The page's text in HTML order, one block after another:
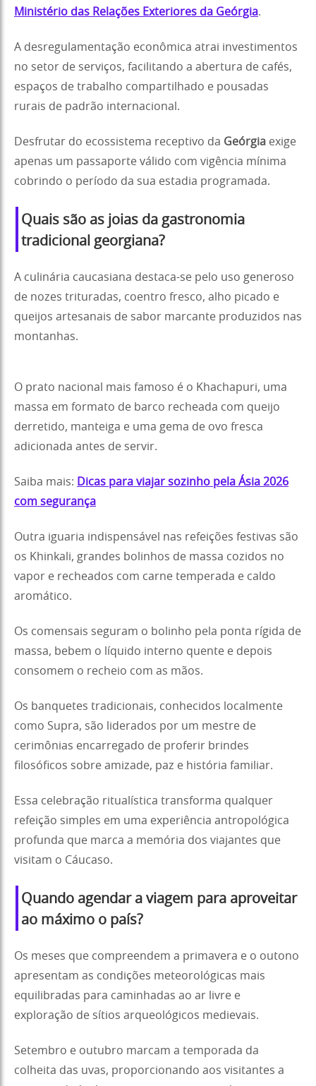
Ministério das Relações Exteriores da Geórgia.
A desregulamentação econômica atrai investimentos
no setor de serviços, facilitando a abertura de cafés,
espaços de trabalho compartilhado e pousadas
rurais de padrão internacional.
Desfrutar do ecossistema receptivo da Geórgia exige
apenas um passaporte válido com vigência mínima
cobrindo o período da sua estadia programada.
Quais são as joias da gastronomia
tradicional georgiana?
A culinária caucasiana destaca-se pelo uso generoso
de nozes trituradas, coentro fresco, alho picado e
queijos artesanais de sabor marcante produzidos nas
montanhas.
O prato nacional mais famoso é o Khachapuri, uma
massa em formato de barco recheada com queijo
derretido, manteiga e uma gema de ovo fresca
adicionada antes de servir.
Saiba mais: Dicas para viajar sozinho pela Ásia 2026
com segurança
Outra iguaria indispensável nas refeições festivas são
os Khinkali, grandes bolinhos de massa cozidos no
vapor e recheados com carne temperada e caldo
aromático.
Os comensais seguram o bolinho pela ponta rígida de
massa, bebem o líquido interno quente e depois
consomem o recheio com as mãos.
Os banquetes tradicionais, conhecidos localmente
como Supra, são liderados por um mestre de
cerimônias encarregado de proferir brindes
filosóficos sobre amizade, paz e história familiar.
Essa celebração ritualística transforma qualquer
refeição simples em uma experiência antropológica
profunda que marca a memória dos viajantes que
visitam o Cáucaso.
Quando agendar a viagem para aproveitar
ao máximo o país?
Os meses que compreendem a primavera e o outono
apresentam as condições meteorológicas mais
equilibradas para caminhadas ao ar livre e
exploração de sítios arqueológicos medievais.
Setembro e outubro marcam a temporada da
colheita das uvas, proporcionando aos visitantes a